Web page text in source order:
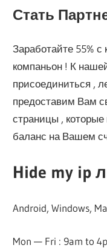
Стать
Заработайте 55%
компаньон ! К
присоединиться ,
предоставим Вам
страницы ,
баланс на Вашем
Hide my ip
Android, Windows,
Mon — Fri : 9am to